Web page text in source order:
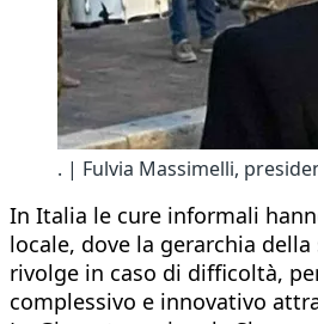
. | Fulvia Massimelli,
In Italia le cure informali
locale, dove la gerarchia
rivolge in caso di difficoltà,
complessivo e innovativo